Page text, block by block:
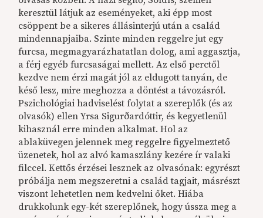
keresztül látjuk az eseményeket, aki épp most
csöppent be a sikeres állásinterjú után a család
mindennapjaiba. Szinte minden reggelre jut egy
furcsa, megmagyarázhatatlan dolog, ami aggasztja,
a férj egyéb furcsaságai mellett. Az első perctől
kezdve nem érzi magát jól az eldugott tanyán, de
késő lesz, mire meghozza a döntést a távozásról.
Pszichológiai hadviselést folytat a szereplők (és az
olvasók) ellen Yrsa Sigurðardóttir, és kegyetlenül
kihasznál erre minden alkalmat. Hol az
ablaküvegen jelennek meg reggelre figyelmeztető
üzenetek, hol az alvó kamaszlány kezére ír valaki
filccel. Kettős érzései lesznek az olvasónak: egyrészt
próbálja nem megszeretni a család tagjait, másrészt
viszont lehetetlen nem kedvelni őket. Hiába
drukkolunk egy-két szereplőnek, hogy ússza meg a